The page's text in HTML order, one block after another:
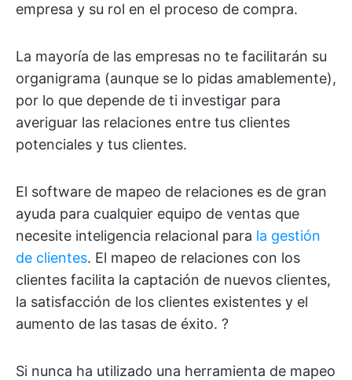
empresa y su rol en el proceso de compra.
La mayoría de las empresas no te facilitarán su
organigrama (aunque se lo pidas amablemente),
por lo que depende de ti investigar para
averiguar las relaciones entre tus clientes
potenciales y tus clientes.
El software de mapeo de relaciones es de gran
ayuda para cualquier equipo de ventas que
necesite inteligencia relacional para la gestión
de clientes. El mapeo de relaciones con los
clientes facilita la captación de nuevos clientes,
la satisfacción de los clientes existentes y el
aumento de las tasas de éxito. ?
Si nunca ha utilizado una herramienta de mapeo